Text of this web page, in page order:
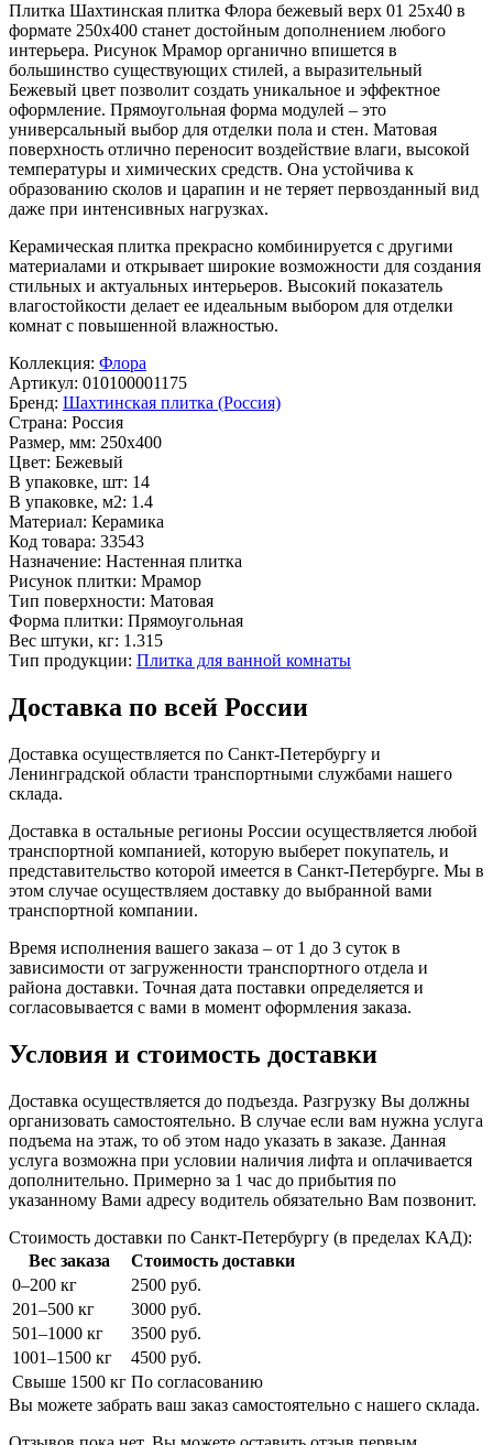
Плитка Шахтинская плитка Флора бежевый верх 01 25х40 в
формате 250x400 станет достойным дополнением любого
интерьера. Рисунок Мрамор органично впишется в
большинство существующих стилей, а выразительный
Бежевый цвет позволит создать уникальное и эффектное
оформление. Прямоугольная форма модулей – это
универсальный выбор для отделки пола и стен. Матовая
поверхность отлично переносит воздействие влаги, высокой
температуры и химических средств. Она устойчива к
образованию сколов и царапин и не теряет первозданный вид
даже при интенсивных нагрузках.
Керамическая плитка прекрасно комбинируется с другими
материалами и открывает широкие возможности для создания
стильных и актуальных интерьеров. Высокий показатель
влагостойкости делает ее идеальным выбором для отделки
комнат с повышенной влажностью.
Коллекция: Флора
Артикул: 010100001175
Бренд: Шахтинская плитка (Россия)
Страна: Россия
Размер, мм: 250x400
Цвет: Бежевый
В упаковке, шт: 14
В упаковке, м2: 1.4
Материал: Керамика
Код товара: 33543
Назначение: Настенная плитка
Рисунок плитки: Мрамор
Тип поверхности: Матовая
Форма плитки: Прямоугольная
Вес штуки, кг: 1.315
Тип продукции: Плитка для ванной комнаты
Доставка по всей России
Доставка осуществляется по Санкт-Петербургу и
Ленинградской области транспортными службами нашего
склада.
Доставка в остальные регионы России осуществляется любой
транспортной компанией, которую выберет покупатель, и
представительство которой имеется в Санкт-Петербурге. Мы в
этом случае осуществляем доставку до выбранной вами
транспортной компании.
Время исполнения вашего заказа – от 1 до 3 суток в
зависимости от загруженности транспортного отдела и
района доставки. Точная дата поставки определяется и
согласовывается с вами в момент оформления заказа.
Условия и стоимость доставки
Доставка осуществляется до подъезда. Разгрузку Вы должны
организовать самостоятельно. В случае если вам нужна услуга
подъема на этаж, то об этом надо указать в заказе. Данная
услуга возможна при условии наличия лифта и оплачивается
дополнительно. Примерно за 1 час до прибытия по
указанному Вами адресу водитель обязательно Вам позвонит.
Стоимость доставки по Санкт-Петербургу (в пределах КАД):
Вес заказа
Стоимость доставки
0–200 кг
2500 руб.
201–500 кг
3000 руб.
501–1000 кг
3500 руб.
1001–1500 кг
4500 руб.
Свыше 1500 кг По согласованию
Вы можете забрать ваш заказ самостоятельно с нашего склада.